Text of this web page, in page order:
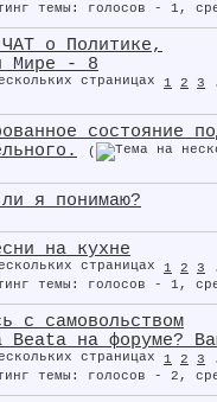
о Политике,
Мире - 8
1 2 3
состояние
(
я понимаю?
на кухне
1 2 3
с самовольством
Beata на форуме?
1 2 3